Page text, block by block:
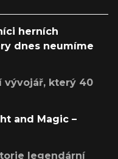
herních
dnes neumíme
vývojář, který 40
and Magic –
legendární